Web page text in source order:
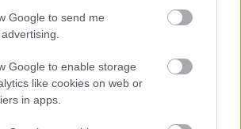
Google to send me
Google to enable storage
like cookies on web or
in apps.
Herczeg Mihály Pro
helytörténész,
vásárhelyi levéltár-